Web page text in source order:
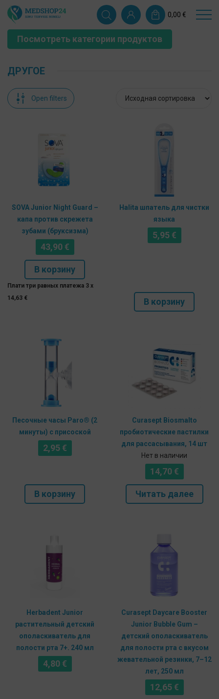
0,00 €
Посмотреть категории продуктов
ДРУГОЕ
Open filters
SOVA Junior Night Guard –
капа против скрежета
зубами (бруксизма)
43,90€
В корзину
Плати три равных платежа 3 x
14,63 €
Halita шпатель для чистки
языка
5,95€
В корзину
Песочные часы Paro® (2
минуты) с присоской
2,95€
В корзину
Curasept Biosmalto
пробиотические пастилки
для рассасывания, 14 шт
Нет в наличии
14,70€
Читать далее
Herbadent Junior
растительный детский
ополаскиватель для
полости рта 7+. 240 мл
4,80€
Curasept Daycare Booster
Junior Bubble Gum –
детский ополаскиватель
для полости рта с вкусом
жевательной резинки, 7–12
лет, 250 мл
12,65€